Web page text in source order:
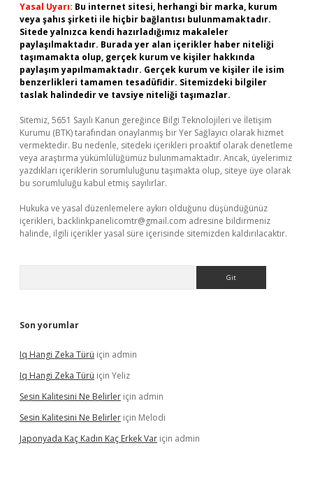
Yasal Uyarı: Bu internet sitesi, herhangi bir marka, kurum
veya şahıs şirketi ile hiçbir bağlantısı bulunmamaktadır.
Sitede yalnızca kendi hazırladığımız makaleler
paylaşılmaktadır. Burada yer alan içerikler haber niteliği
taşımamakta olup, gerçek kurum ve kişiler hakkında
paylaşım yapılmamaktadır. Gerçek kurum ve kişiler ile isim
benzerlikleri tamamen tesadüfidir. Sitemizdeki bilgiler
taslak halindedir ve tavsiye niteliği taşımazlar.
Sitemiz, 5651 Sayılı Kanun gereğince Bilgi Teknolojileri ve İletişim
Kurumu (BTK) tarafından onaylanmış bir Yer Sağlayıcı olarak hizmet
vermektedir. Bu nedenle, sitedeki içerikleri proaktif olarak denetleme
veya araştırma yükümlülüğümüz bulunmamaktadır. Ancak, üyelerimiz
yazdıkları içeriklerin sorumluluğunu taşımakta olup, siteye üye olarak
bu sorumluluğu kabul etmiş sayılırlar.
Hukuka ve yasal düzenlemelere aykırı olduğunu düşündüğünüz
içerikleri, backlinkpanelicomtr@gmail.com adresine bildirmeniz
halinde, ilgili içerikler yasal süre içerisinde sitemizden kaldırılacaktır.
Son yorumlar
Iq Hangi Zeka Türü için admin
Iq Hangi Zeka Türü için Yeliz
Sesin Kalitesini Ne Belirler için admin
Sesin Kalitesini Ne Belirler için Melodi
Japonyada Kaç Kadın Kaç Erkek Var için admin